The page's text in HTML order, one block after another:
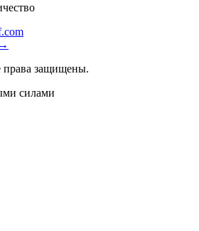
защищены.
силами